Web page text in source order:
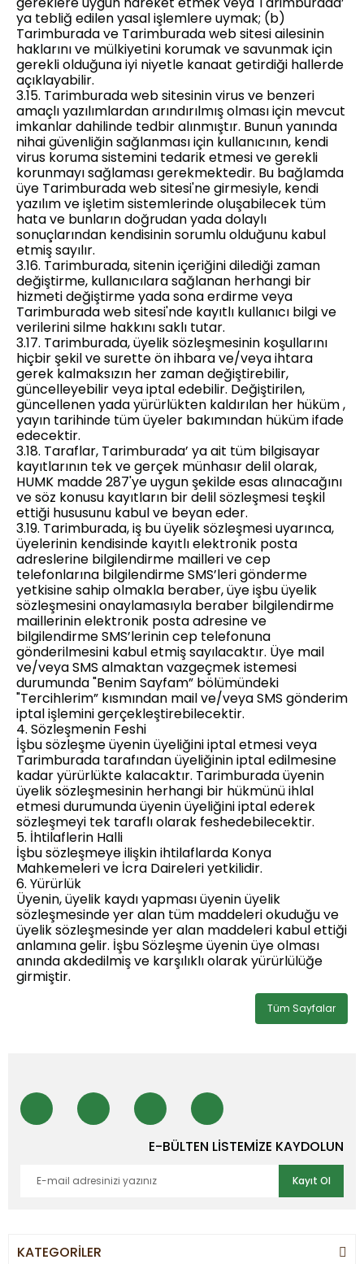
ya tebliğ edilen yasal işlemlere uymak; (b)
Tarimburada ve Tarimburada web sitesi ailesinin
haklarını ve mülkiyetini korumak ve savunmak için
gerekli olduğuna iyi niyetle kanaat getirdiği hallerde
açıklayabilir.
3.15. Tarimburada web sitesinin virus ve benzeri
amaçlı yazılımlardan arındırılmış olması için mevcut
imkanlar dahilinde tedbir alınmıştır. Bunun yanında
nihai güvenliğin sağlanması için kullanıcının, kendi
virus koruma sistemini tedarik etmesi ve gerekli
korunmayı sağlaması gerekmektedir. Bu bağlamda
üye Tarimburada web sitesi'ne girmesiyle, kendi
yazılım ve işletim sistemlerinde oluşabilecek tüm
hata ve bunların doğrudan yada dolaylı
sonuçlarından kendisinin sorumlu olduğunu kabul
etmiş sayılır.
3.16. Tarimburada, sitenin içeriğini dilediği zaman
değiştirme, kullanıcılara sağlanan herhangi bir
hizmeti değiştirme yada sona erdirme veya
Tarimburada web sitesi'nde kayıtlı kullanıcı bilgi ve
verilerini silme hakkını saklı tutar.
3.17. Tarimburada, üyelik sözleşmesinin koşullarını
hiçbir şekil ve surette ön ihbara ve/veya ihtara
gerek kalmaksızın her zaman değiştirebilir,
güncelleyebilir veya iptal edebilir. Değiştirilen,
güncellenen yada yürürlükten kaldırılan her hüküm ,
yayın tarihinde tüm üyeler bakımından hüküm ifade
edecektir.
3.18. Taraflar, Tarimburada’ ya ait tüm bilgisayar
kayıtlarının tek ve gerçek münhasır delil olarak,
HUMK madde 287'ye uygun şekilde esas alınacağını
ve söz konusu kayıtların bir delil sözleşmesi teşkil
ettiği hususunu kabul ve beyan eder.
3.19. Tarimburada, iş bu üyelik sözleşmesi uyarınca,
üyelerinin kendisinde kayıtlı elektronik posta
adreslerine bilgilendirme mailleri ve cep
telefonlarına bilgilendirme SMS’leri gönderme
yetkisine sahip olmakla beraber, üye işbu üyelik
sözleşmesini onaylamasıyla beraber bilgilendirme
maillerinin elektronik posta adresine ve
bilgilendirme SMS’lerinin cep telefonuna
gönderilmesini kabul etmiş sayılacaktır. Üye mail
ve/veya SMS almaktan vazgeçmek istemesi
durumunda "Benim Sayfam” bölümündeki
"Tercihlerim” kısmından mail ve/veya SMS gönderim
iptal işlemini gerçekleştirebilecektir.
4. Sözleşmenin Feshi
İşbu sözleşme üyenin üyeliğini iptal etmesi veya
Tarimburada tarafından üyeliğinin iptal edilmesine
kadar yürürlükte kalacaktır. Tarimburada üyenin
üyelik sözleşmesinin herhangi bir hükmünü ihlal
etmesi durumunda üyenin üyeliğini iptal ederek
sözleşmeyi tek taraflı olarak feshedebilecektir.
5. İhtilaflerin Halli
İşbu sözleşmeye ilişkin ihtilaflarda Konya
Mahkemeleri ve İcra Daireleri yetkilidir.
6. Yürürlük
Üyenin, üyelik kaydı yapması üyenin üyelik
sözleşmesinde yer alan tüm maddeleri okuduğu ve
üyelik sözleşmesinde yer alan maddeleri kabul ettiği
anlamına gelir. İşbu Sözleşme üyenin üye olması
anında akdedilmiş ve karşılıklı olarak yürürlülüğe
girmiştir.
Tüm Sayfalar
E-BÜLTEN LİSTEMİZE KAYDOLUN
Kayıt Ol
KATEGORİLER